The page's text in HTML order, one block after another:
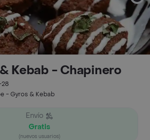
Kebab - Chapinero
- Gyros & Kebab
Envío
Gratis
(nuevos usuarios)